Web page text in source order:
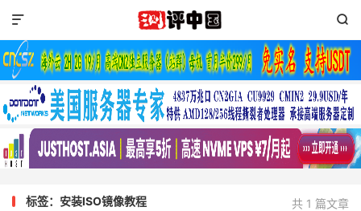


共 1 篇文章
标签：安装ISO镜像教程